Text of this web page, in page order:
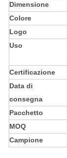
Dimensione
Colore
Logo
Uso
Certificazione
Data di
consegna
Pacchetto
MOQ
Campione